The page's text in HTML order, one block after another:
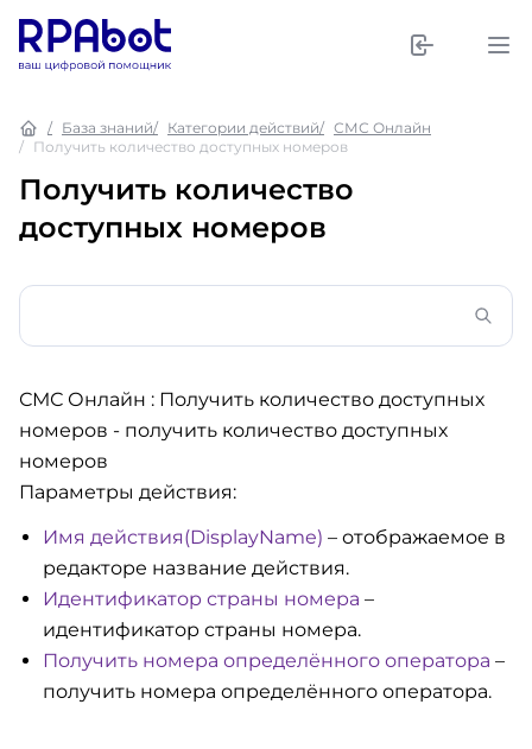
База знаний Категории действий
СМС Онлайн
Получить количество доступных номеров
Получить количество
доступных номеров
СМС Онлайн : Получить количество доступных
номеров - получить количество доступных
номеров
Параметры действия:
Имя действия(DisplayName) – отображаемое в
редакторе название действия.
Идентификатор страны номера –
идентификатор страны номера.
Получить номера определённого оператора –
получить номера определённого оператора.